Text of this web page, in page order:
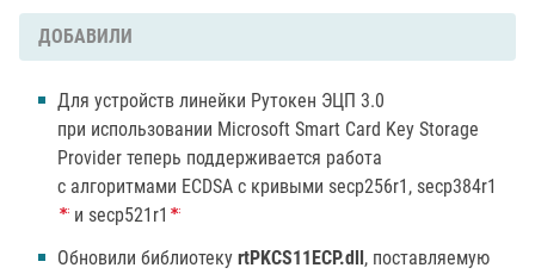
ДОБАВИЛИ
Для устройств линейки Рутокен ЭЦП 3.0
при использовании Microsoft Smart Card Key Storage
Provider теперь поддерживается работа
с алгоритмами ECDSA с кривыми secp256r1, secp384r1
и secp521r1
Обновили библиотеку rtPKCS11ECP.dll , поставляемую